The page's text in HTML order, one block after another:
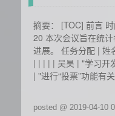
摘要： [TOC] 前言
20 本次会议旨在统
进展。 任务分配 | 姓
| | | | | 吴昊 | "学习开
| "进行“投票”功能有
posted @ 2019-04-10